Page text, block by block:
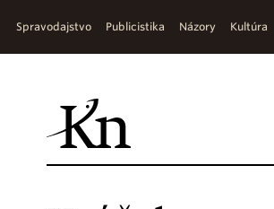
Spravodajstvo Publicistika Názory Kultúra